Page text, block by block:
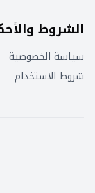
الشروط
سياسة الخصوصية
شروط الاستخدام